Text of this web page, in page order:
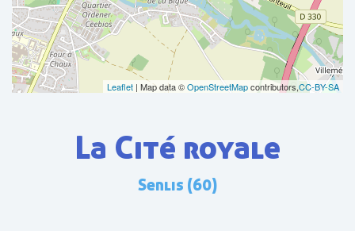
Leaflet | Map data ©OpenStreetMapcontributors,CC-BY-SA
La Cité royale
Senlis (60)